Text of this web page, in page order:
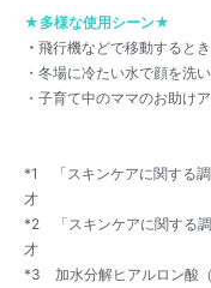
★多様な使用シーン★
・ 飛行機などで移動するとき
・冬場に冷たい水で顔を洗
・子育て中のママのお助け
*1 「スキンケアに関す
才
*2 「スキンケアに関す
才
*3 加水分解ヒアルロン酸（